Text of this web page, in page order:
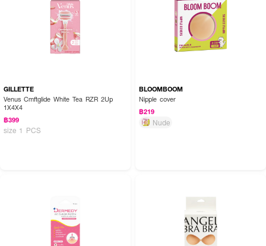
GILLETTE
Venus Cmftglide White Tea RZR 2Up
1X4X4
฿399
size 1 PCS
BLOOMBOOM
Nipple cover
฿219
Nude